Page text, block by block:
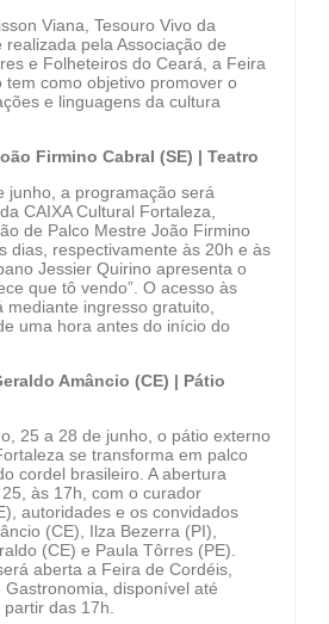
Viana, Tesouro Vivo da
pela Associação de
e Folheteiros do Ceará, a Feira
tem como objetivo promover o
e linguagens da cultura
Firmino Cabral (SE) | Teatro
junho, a programação será
CAIXA Cultural Fortaleza,
de Palco Mestre João Firmino
dias, respectivamente às 20h e às
Jessier Quirino apresenta o
que tô vendo”. O acesso às
ingresso gratuito,
uma hora antes do início do
Amâncio (CE) | Pátio
25 a 28 de junho, o pátio externo
se transforma em palco
cordel brasileiro. A abertura
às 17h, com o curador
autoridades e os convidados
(CE), Ilza Bezerra (PI),
(CE) e Paula Tôrres (PE).
aberta a Feira de Cordéis,
Gastronomia, disponível até
das 17h.